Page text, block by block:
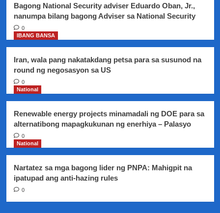
pangangailangan
ng
magsasaka,
iminugkahi
rice
expert
Bagong National Security adviser Eduardo Oban, Jr.,
nanumpa bilang bagong Adviser sa National Security
0
IBANG BANSA
Iran, wala pang nakatakdang petsa para sa susunod na
round ng negosasyon sa US
0
National
Renewable energy projects minamadali ng DOE para sa
alternatibong mapagkukunan ng enerhiya – Palasyo
0
National
Nartatez sa mga bagong lider ng PNPA: Mahigpit na
ipatupad ang anti-hazing rules
0